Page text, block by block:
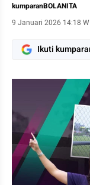
kumparanBOLANITA
9 Januari 2026 14:18
Ikuti